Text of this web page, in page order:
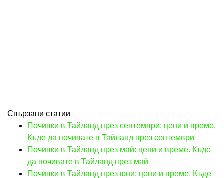
Свързани статии
Почивки в Тайланд през септември: цени и време.
Къде да почивате в Тайланд през септември
Почивки в Тайланд през май: цени и време. Къде
да почивате в Тайланд през май
Почивки в Тайланд през юни: цени и време. Къде